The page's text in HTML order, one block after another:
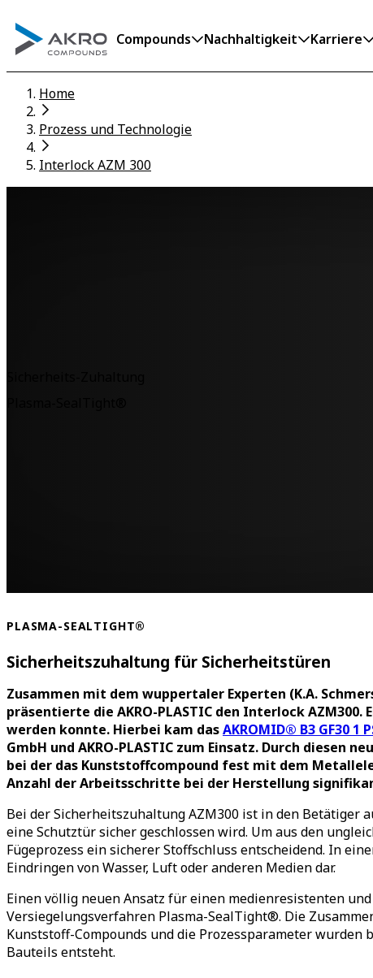
Compounds Nachhaltigkeit Karriere
Home
Prozess und Technologie
Interlock AZM 300
PLASMA-SEALTIGHT®
Sicherheitszuhaltung für Sicherheitstüren
Zusammen mit dem wuppertaler Experten (K.A.
präsentierte die AKRO-PLASTIC den Interlock
werden konnte. Hierbei kam dasAKROMID® B3 GF30 1
GmbH und AKRO-PLASTIC zum Einsatz. Durch
bei der das Kunststoffcompound fest mit dem
Anzahl der Arbeitsschritte bei der Herstellung
Bei der Sicherheitszuhaltung AZM300 ist in den Betätiger
eine Schutztür sicher geschlossen wird. Um aus den
Fügeprozess ein sicherer Stoffschluss entscheidend. In
Eindringen von Wasser, Luft oder anderen Medien dar.
Einen völlig neuen Ansatz für einen medienresistenten
Versiegelungsverfahren Plasma-SealTight®. Die
Kunststoff-Compounds und die Prozessparameter
Bauteils entsteht.